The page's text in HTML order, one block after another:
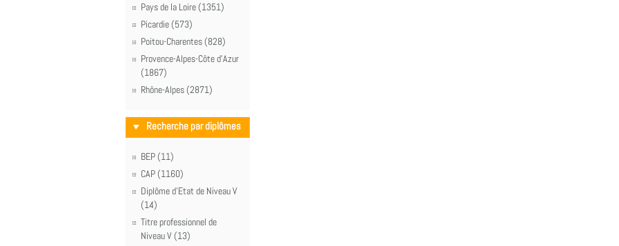
Pays de la Loire (1351)
Picardie (573)
Poitou-Charentes (828)
Provence-Alpes-Côte d'Azur
(1867)
Rhône-Alpes (2871)
Recherche par diplômes
BEP (11)
CAP (1160)
Diplôme d'Etat de Niveau V
(14)
Titre professionnel de
Niveau V (13)